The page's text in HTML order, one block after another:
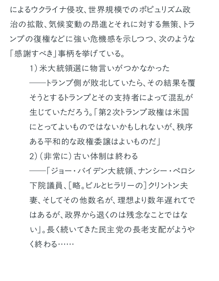
によるウクライナ侵攻、世界規模でのポピュリズム政
治の拡散、気候変動の昂進とそれに対する無策、トラ
ンプの復権などに強い危機感を示しつつ、次のような
「感謝すべき」事柄を挙げている。
1）米大統領選に物言いがつかなかった
――トランプ側が敗北していたら、その結果を覆
そうとするトランプとその支持者によって混乱が
生じていただろう。「第2次トランプ政権は米国
にとってよいものではないかもしれないが、秩序
ある平和的な政権委譲はよいものだ」
2）（非常に）古い体制は終わる
――「ジョー・バイデン大統領、ナンシー・ペロシ
下院議員、［略。ビルとヒラリーの］クリントン夫
妻、そしてその他数名が、理想より数年遅れてで
はあるが、政界から退くのは残念なことではな
い」。長く続いてきた民主党の長老支配がようや
く終わる……